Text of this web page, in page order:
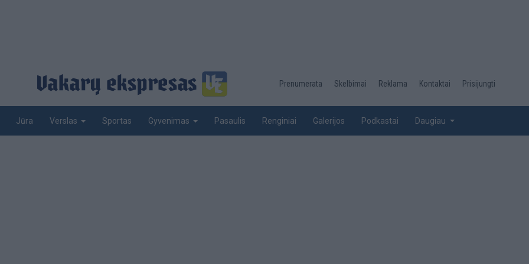
Desktop
top
Prenumerata Skelbimai Reklama Kontaktai Prisijungti
Jūra Verslas Sportas Gyvenimas Pasaulis Renginiai Galerijos Podkastai Daugiau